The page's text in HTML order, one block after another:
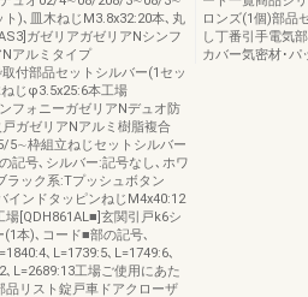
)､皿木ねじM3.8x32:20本､丸
ガゼリアガゼリアNシンフ
アルミタイプ
部品セットシルバー(1セッ
じφ3.5x25:6本工場
フォニーガゼリアNデュオ防
ガゼリアNアルミ樹脂複合
枠組立ねじセットシルバー
記号､シルバー:記号なし､ホワ
ラック系:Tプッシュボタン
ンドタッピンねじM4x40:12
[QDH861AL■]玄関引戸k6シ
本)､コード■部の記号､
､L=1739:5､L=1749:6､
､L=2689:13工場ご使用にあた
品リスト錠戸車ドアクローザ
ロンズ(1個)部品
し丁番引手電気
カバー気密材･パ